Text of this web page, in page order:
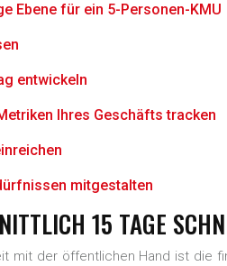
Ebene für ein 5-Personen-KMU
entwickeln
Ihres Geschäfts tracken
mitgestalten
15 TAGE
der öffentlichen Hand ist die